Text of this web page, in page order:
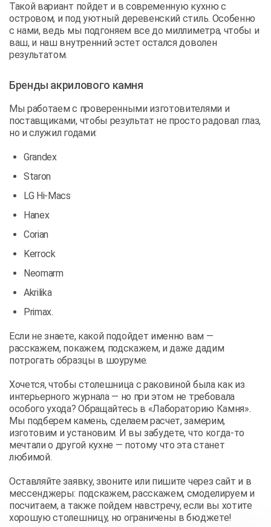
Такой вариант пойдет и в современную кухню с
островом, и под уютный деревенский стиль. Особенно
с нами, ведь мы подгоняем все до миллиметра, чтобы и
ваш, и наш внутренний эстет остался доволен
результатом.
Бренды акрилового камня
Мы работаем с проверенными изготовителями и
поставщиками, чтобы результат не просто радовал глаз,
но и служил годами:
Grandex
Staron
LG Hi-Macs
Hanex
Corian
Kerrock
Neomarm
Akrilika
Primax.
Если не знаете, какой подойдет именно вам —
расскажем, покажем, подскажем, и даже дадим
потрогать образцы в шоуруме.
Хочется, чтобы столешница с раковиной была как из
интерьерного журнала — но при этом не требовала
особого ухода? Обращайтесь в «Лабораторию Камня».
Мы подберем камень, сделаем расчет, замерим,
изготовим и установим. И вы забудете, что когда-то
мечтали о другой кухне — потому что эта станет
любимой.
Оставляйте заявку, звоните или пишите через сайт и в
мессенджеры: подскажем, расскажем, смоделируем и
посчитаем, а также пойдем навстречу, если вы хотите
хорошую столешницу, но ограничены в бюджете!